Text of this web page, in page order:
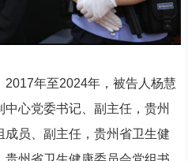
年至2024年，被告人杨慧
心党委书记、副主任，贵州
员、副主任，贵州省卫生健